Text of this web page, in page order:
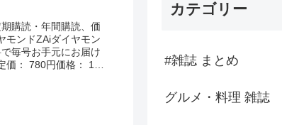
購読・年間購読、価
モンドZAiダイヤモン
毎号お手元にお届け
価： 780円価格： 1ヶ
カテゴリー
#雑誌 まとめ
グルメ・料理 雑誌